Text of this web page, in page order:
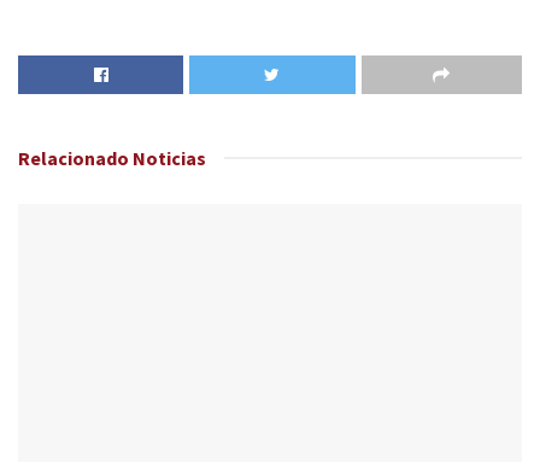
Relacionado Noticias